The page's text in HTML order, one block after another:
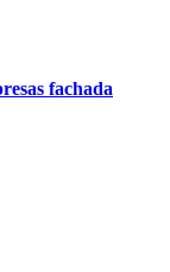
fachada